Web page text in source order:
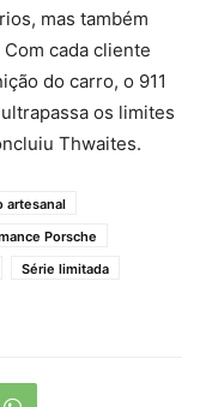
mas também
cada cliente
do carro, o 911
os limites
Thwaites.
artesanal
Porsche
Série limitada